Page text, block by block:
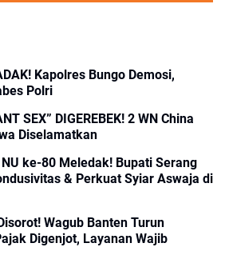
Kapolres Bungo Demosi,
Polri
SEX” DIGEREBEK! 2 WN China
ke-80 Meledak! Bupati Serang
& Perkuat Syiar Aswaja di
Wagub Banten Turun
Digenjot, Layanan Wajib